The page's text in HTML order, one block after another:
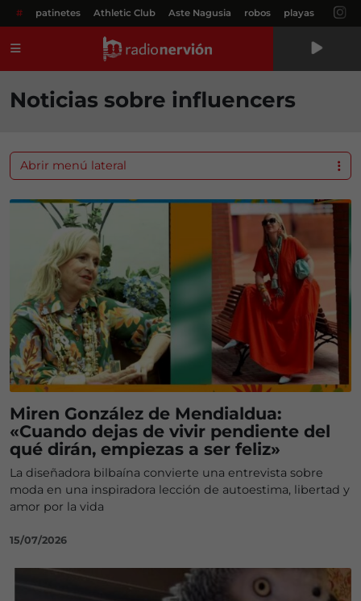
# patinetes Athletic Club Aste Nagusia robos playas
Noticias sobre influencers
Miren González de Mendialdua:
«Cuando dejas de vivir pendiente del
qué dirán, empiezas a ser feliz»
La diseñadora bilbaína convierte una entrevista sobre
moda en una inspiradora lección de autoestima, libertad y
amor por la vida
15/07/2026
Abrir menú lateral